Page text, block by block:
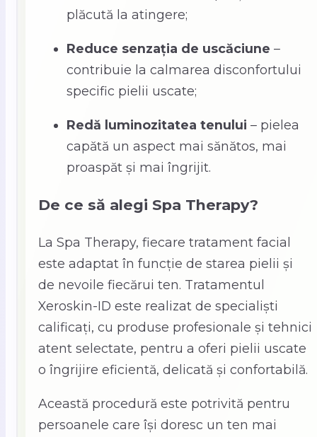
plăcută la atingere;
Reduce senzația de uscăciune –
contribuie la calmarea disconfortului
specific pielii uscate;
Redă luminozitatea tenului – pielea
capătă un aspect mai sănătos, mai
proaspăt și mai îngrijit.
De ce să alegi Spa Therapy?
La Spa Therapy, fiecare tratament facial
este adaptat în funcție de starea pielii și
de nevoile fiecărui ten. Tratamentul
Xeroskin-ID este realizat de specialiști
calificați, cu produse profesionale și tehnici
atent selectate, pentru a oferi pielii uscate
o îngrijire eficientă, delicată și confortabilă.
Această procedură este potrivită pentru
persoanele care își doresc un ten mai